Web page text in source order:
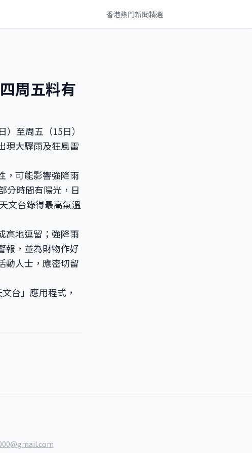
香港熱門新聞精選
周五料有
至周五（15日）
現大驟雨及狂風雷
，可能影響強降雨
分時間有陽光，日
文台錄得最高氣溫
高地逗留；強降雨
報，並為財物作好
動人士，應密切留
台」應用程式，